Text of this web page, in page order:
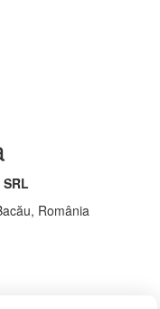
România